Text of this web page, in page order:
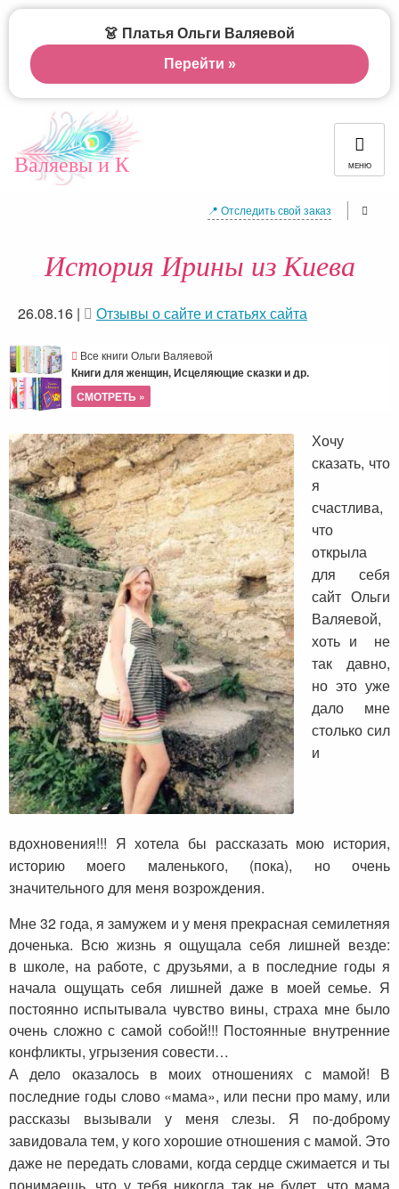
Валяевы и К МЕНЮ
📍 Отследить свой заказ
История Ирины из Киева
26.08.16 | Отзывы о сайте и статьях сайта
Все книги Ольги Валяевой
Книги для женщин, Исцеляющие сказки и др.
СМОТРЕТЬ »
Хочу
сказать, что
я
счастлива,
что
открыла
для себя
сайт Ольги
Валяевой,
хоть и не
так давно,
но это уже
дало мне
столько сил
и
вдохновения!!! Я хотела бы рассказать мою история,
историю моего маленького, (пока), но очень
значительного для меня возрождения.
Мне 32 года, я замужем и у меня прекрасная семилетняя
доченька. Всю жизнь я ощущала себя лишней везде:
в школе, на работе, с друзьями, а в последние годы я
начала ощущать себя лишней даже в моей семье. Я
постоянно испытывала чувство вины, страха мне было
очень сложно с самой собой!!! Постоянные внутренние
конфликты, угрызения совести…
А дело оказалось в моих отношениях с мамой! В
последние годы слово «мама», или песни про маму, или
рассказы вызывали у меня слезы. Я по-доброму
завидовала тем, у кого хорошие отношения с мамой. Это
даже не передать словами, когда сердце сжимается и ты
понимаешь, что у тебя никогда так не будет, что мама
👗 Платья Ольги Валяевой
Перейти »